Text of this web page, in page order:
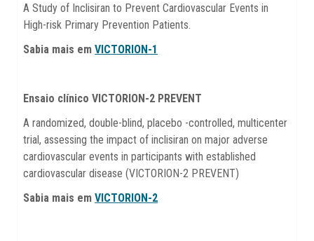
A Study of Inclisiran to Prevent Cardiovascular Events in
High-risk Primary Prevention Patients.
Sabia mais emVICTORION-1
Ensaio clínico VICTORION-2 PREVENT
A randomized, double-blind, placebo -controlled, multicenter
trial, assessing the impact of inclisiran on major adverse
cardiovascular events in participants with established
cardiovascular disease (VICTORION-2 PREVENT)
Sabia mais emVICTORION-2